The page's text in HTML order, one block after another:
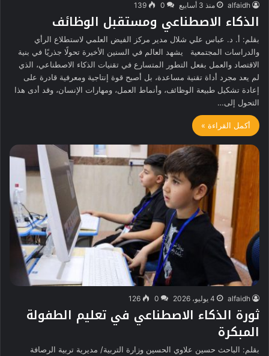
alfaidh منذ 3 أسابيع 0
139
الذكاء الاصطناعي ومستقبل الوظائف
بقلم: أ. د. عباس علي شلال مدير مركز الفيض العلمي لاستطلاع الرأي
والدراسات المجتمعية يشهد العالم في السنين الأخيرة تحولًا جذريًا في بنية
الاقتصاد والعمل بفعل التطور المتسارع في تقنيات الذكاء الاصطناعي، الذي
لم يعد مجرد أداة تقنية مساعدة، بل أصبح قوة إنتاجية ومعرفية قادرة على
إعادة تشكيل طبيعة الوظائف، وأنماط العمل، ومهارات الإنسان، وقد أدى هذا
التحول إلى…
أكمل القراءة »
alfaidh 4 يوليو، 2026 0
126
ثورة الذكاء الاصطناعي في تعليم الطفولة
المبكرة
بقلم: الباحث حسين علاوي الحسين وزارة التربية/ مديرية تربية الرصافة